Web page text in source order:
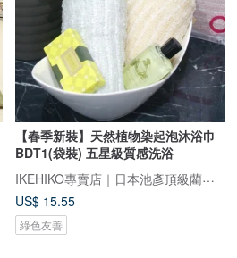
【春季新裝】天然植物染起泡沐浴巾
BDT1(袋裝) 五星級質感洗浴
IKEHIKO專賣店｜日本池彥頂級藺草製品｜讓生活與自然更靠近
US$ 15.55
綠色友善